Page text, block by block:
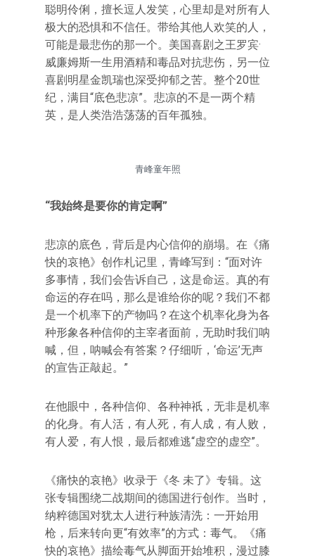
聪明伶俐，擅长逗人发笑，心里却是对所有人
极大的恐惧和不信任。带给其他人欢笑的人，
可能是最悲伤的那一个。美国喜剧之王罗宾·
威廉姆斯一生用酒精和毒品对抗悲伤，另一位
喜剧明星金凯瑞也深受抑郁之苦。整个20世
纪，满目“底色悲凉”。悲凉的不是一两个精
英，是人类浩浩荡荡的百年孤独。
青峰童年照
“我始终是要你的肯定啊”
悲凉的底色，背后是内心信仰的崩塌。在《痛
快的哀艳》创作札记里，青峰写到：“面对许
多事情，我们会告诉自己，这是命运。真的有
命运的存在吗，那么是谁给你的呢？我们不都
是一个机率下的产物吗？在这个机率化身为各
种形象各种信仰的主宰者面前，无助时我们呐
喊，但，呐喊会有答案？仔细听，‘命运’无声
的宣告正敲起。”
在他眼中，各种信仰、各种神祇，无非是机率
的化身。有人活，有人死，有人成，有人败，
有人爱，有人恨，最后都难逃“虚空的虚空”。
《痛快的哀艳》收录于《冬 未了》专辑。这
张专辑围绕二战期间的德国进行创作。当时，
纳粹德国对犹太人进行种族清洗：一开始用
枪，后来转向更“有效率”的方式：毒气。《痛
快的哀艳》描绘毒气从脚面开始堆积，漫过膝